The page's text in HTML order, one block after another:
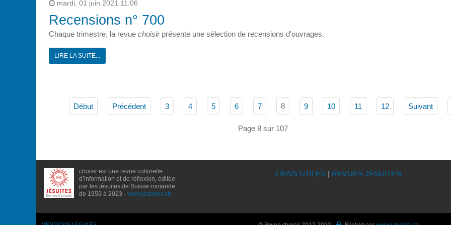
mardi, 01 juin 2021 11:06
Recensions n° 700
Chaque trimestre, la revue choisirprésente une sélection de recensions d'ouvrages.
LIRE LA SUITE...
Début Précédent 3 4 5 6 7 8 9 10 11 12 Suivant
Page 8 sur 107
choisirest une revue culturelle
d’information et de réflexion, éditée
par les jésuites de Suisse romande
de 1959 à 2023 - www.jesuites.ch
LIENS UTILES| REVUES JÉSUITES